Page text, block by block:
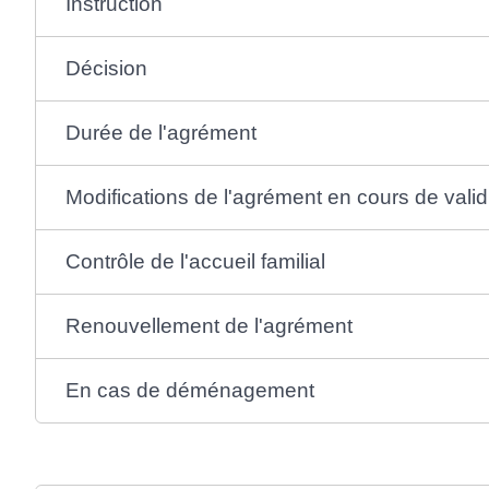
Décision
Durée de l'agrément
Modifications de l'agrément en cours de
Contrôle de l'accueil familial
Renouvellement de l'agrément
En cas de déménagement